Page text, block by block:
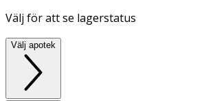
Välj för att se lagerstatus
Välj apotek